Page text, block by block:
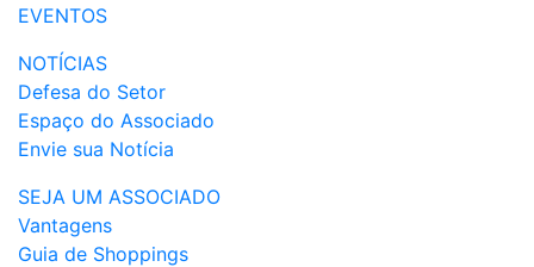
EVENTOS
NOTÍCIAS
Defesa do Setor
Espaço do Associado
Envie sua Notícia
SEJA UM ASSOCIADO
Vantagens
Guia de Shoppings